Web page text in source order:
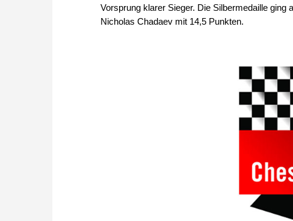
Vorsprung klarer Sieger. Die Silbermedaille
Nicholas Chadaev mit 14,5 Punkten.